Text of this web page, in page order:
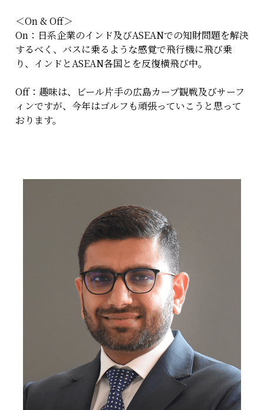
＜On & Off＞
On：日系企業のインド及びASEANでの知財問題を解決
するべく、バスに乗るような感覚で飛行機に飛び乗
り、インドとASEAN各国とを反復横飛び中。
Off：趣味は、ビール片手の広島カープ観戦及びサーフ
ィンですが、今年はゴルフも頑張っていこうと思って
おります。